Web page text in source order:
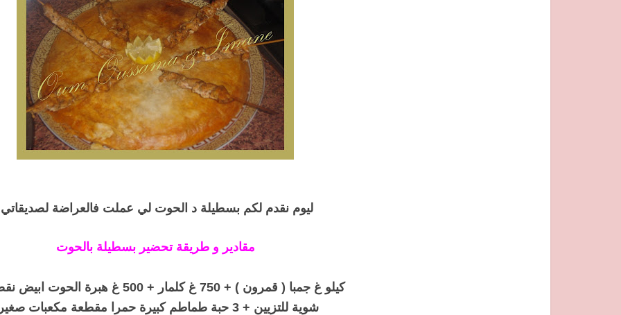
ليوم نقدم لكم بسطيلة د الحوت لي عملت فالعراضة لصديقاتي
مقادير و طريقة تحضير بسطيلة بالحوت
كيلو غ جمبا ( قمرون ) + 750 غ كلمار + 500 غ هبرة
شوية للتزيين + 3 حبة طماطم كبيرة حمرا مقطعة مكعبات صغيرة